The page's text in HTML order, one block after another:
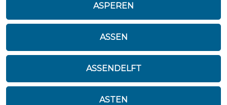
ASPEREN
ASSEN
ASSENDELFT
ASTEN